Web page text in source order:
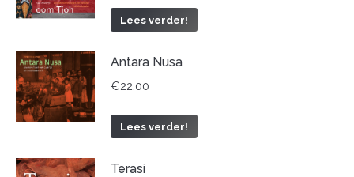
Lees verder!
Antara Nusa
€22,00
Lees verder!
Terasi